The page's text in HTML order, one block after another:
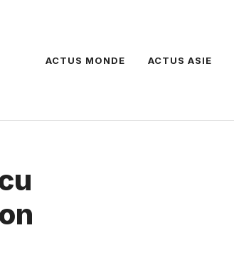
ACTUS MONDE ACTUS ASIE